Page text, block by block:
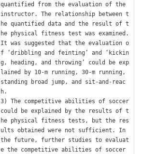
quantified from the evaluation of the
instructor. The relationship between t
he quantified data and the result of t
he physical fitness test was examined.
It was suggested that the evaluation o
f ‘dribbling and feinting’ and ‘kickin
g, heading, and throwing’ could be exp
lained by 10-m running, 30-m running,
standing broad jump, and sit-and-reac
h.
3) The competitive abilities of soccer
could be explained by the results of t
he physical fitness tests, but the res
ults obtained were not sufficient. In
the future, further studies to evaluat
e the competitive abilities of soccer